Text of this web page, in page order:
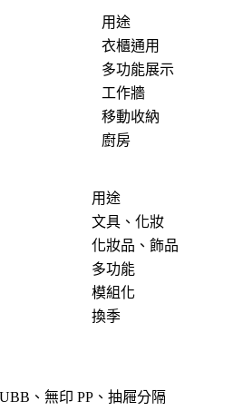
用途
衣櫃通用
多功能展示
工作牆
移動收納
廚房
用途
文具、化妝
化妝品、飾品
多功能
模組化
換季
、無印 PP、抽屜分隔